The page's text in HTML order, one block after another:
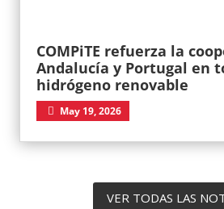
COMPiTE refuerza la
Andalucía y Portugal en
hidrógeno renovable
May 19, 2026
VER TODAS LAS